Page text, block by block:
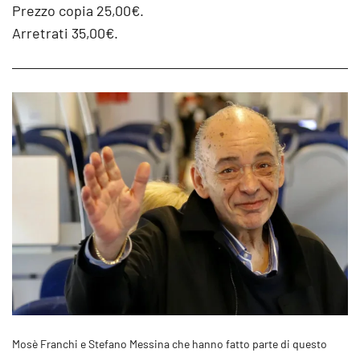
Prezzo copia 25,00€.
Arretrati 35,00€.
Mosè Franchi e Stefano Messina che hanno fatto parte di questo